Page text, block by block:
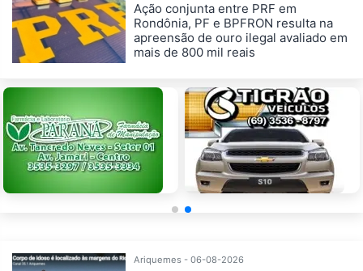
Ação conjunta entre PRF em
Rondônia, PF e BPFRON resulta na
apreensão de ouro ilegal avaliado em
mais de 800 mil reais
Ariquemes - 06-08-2026